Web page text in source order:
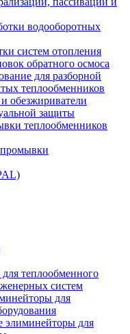
водооборотных
систем отопления
обратного осмоса
для разборной
теплообменников
обезжириватели
защиты
теплообменников
теплообменного
систем
для
элиминейторы для